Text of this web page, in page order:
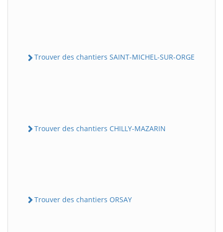
Trouver des chantiers SAINT-MICHEL-SUR-ORGE
Trouver des chantiers CHILLY-MAZARIN
Trouver des chantiers ORSAY